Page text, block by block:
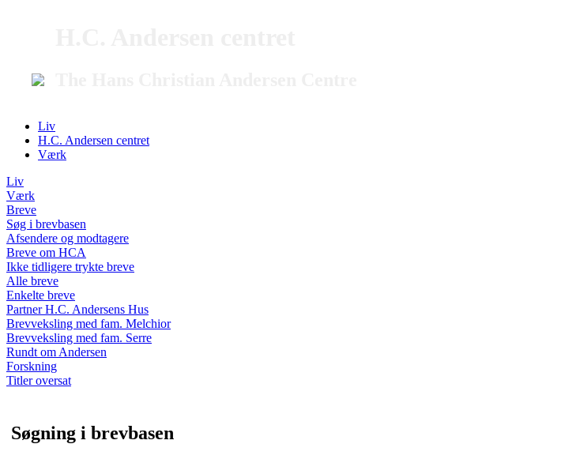
Liv
H.C. Andersen centret
Værk
Liv
Værk
Breve
Søg i brevbasen
Afsendere og modtagere
Breve om HCA
Ikke tidligere trykte breve
Alle breve
Enkelte breve
Partner H.C. Andersens Hus
Brevveksling med fam. Melchior
Brevveksling med fam. Serre
Rundt om Andersen
Forskning
Titler oversat
Søgning i brevbasen